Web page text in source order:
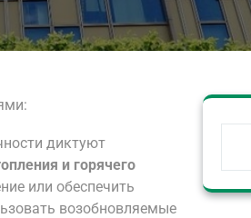
диктуют
и горячего
или обеспечить
возобновляемые